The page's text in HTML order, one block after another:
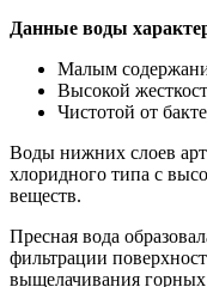
Данные воды
Малым
Высокой
Чистотой от
Воды нижних слоев
хлоридного типа с
веществ.
Пресная вода
фильтрации
выщелачивания